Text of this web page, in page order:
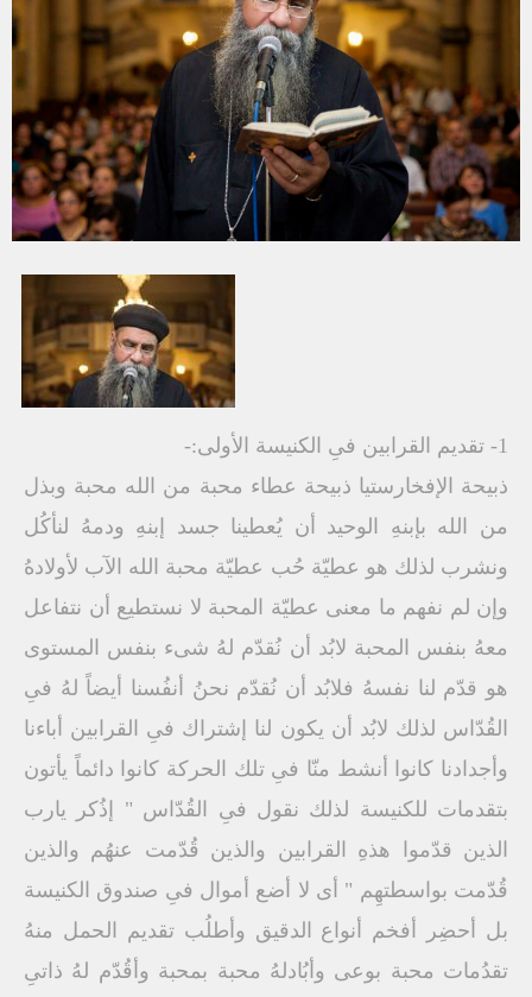
1- تقديم القرابين فىِ الكنيسة الأولى:-
ذبيحة الإفخارستيا ذبيحة عطاء محبة من الله محبة وبذل
من الله بإبنهِ الوحيد أن يُعطينا جسد إبنهِ ودمهُ لنأكُل
ونشرب لذلك هو عطيّة حُب عطيّة محبة الله الآب لأولادهُ
وإن لم نفهم ما معنى عطيّة المحبة لا نستطيع أن نتفاعل
معهُ بنفس المحبة لابُد أن نُقدّم لهُ شىء بنفس المستوى
هو قدّم لنا نفسهُ فلابُد أن نُقدّم نحنُ أنفُسنا أيضاً لهُ فىِ
القُدّاس لذلك لابُد أن يكون لنا إشتراك فىِ القرابين أباءنا
وأجدادنا كانوا أنشط منّا فىِ تلك الحركة كانوا دائماً يأتون
بتقدمات للكنيسة لذلك نقول فىِ القُدّاس " إذُكر يارب
الذين قدّموا هذهِ القرابين والذين قُدّمت عنهُم والذين
قُدّمت بواسطتهِم " أى لا أضع أموال فىِ صندوق الكنيسة
بل أحضِر أفخم أنواع الدقيق وأطلُب تقديم الحمل منهُ
تقدُمات محبة بوعى وأبُادلهُ محبة بمحبة وأقُدّم لهُ ذاتىِ